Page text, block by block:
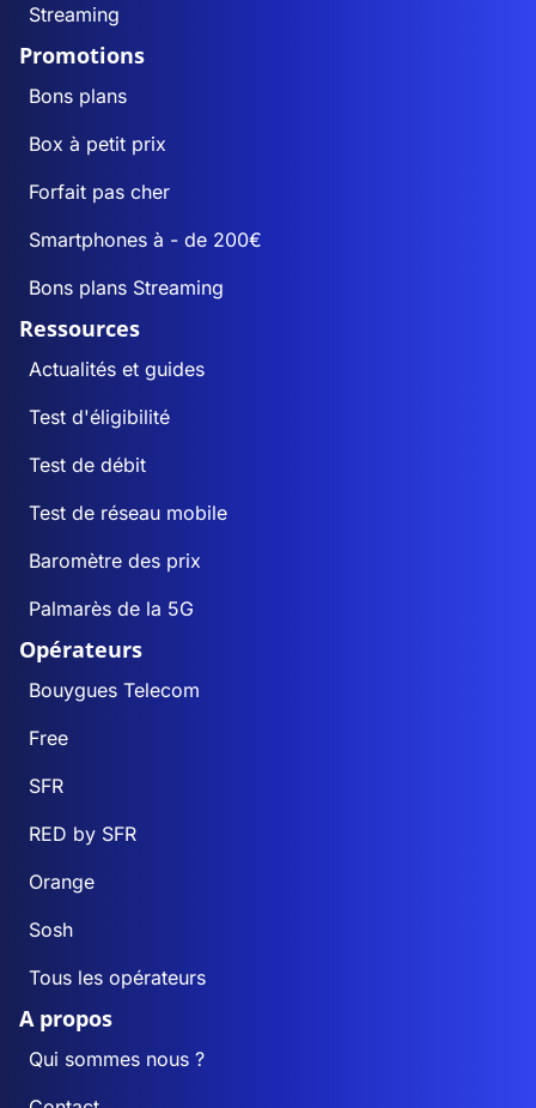
Streaming
Promotions
Bons plans
Box à petit prix
Forfait pas cher
Smartphones à - de 200€
Bons plans Streaming
Ressources
Actualités et guides
Test d'éligibilité
Test de débit
Test de réseau mobile
Baromètre des prix
Palmarès de la 5G
Opérateurs
Bouygues Telecom
Free
SFR
RED by SFR
Orange
Sosh
Tous les opérateurs
A propos
Qui sommes nous ?